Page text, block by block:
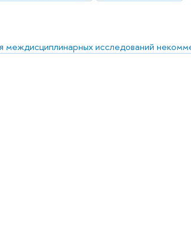
междисциплинарных исследований